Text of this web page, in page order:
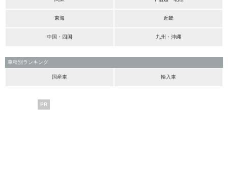
東海 近畿
中国・四国 九州・沖縄
車種別ランキング
国産車 輸入車
PR